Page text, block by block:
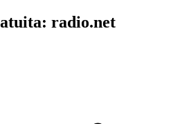
radio.net